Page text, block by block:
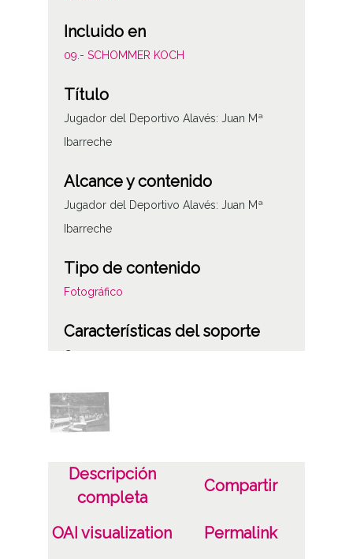
Incluido en
09.- SCHOMMER KOCH
Título
Jugador del Deportivo Alavés: Juan Mª
Ibarreche
Alcance y contenido
Jugador del Deportivo Alavés: Juan Mª
Ibarreche
Tipo de contenido
Fotográfico
Características del soporte
C
Fecha
19660101
1966, enero, 1 a 1966, diciembre, 31
Notas
ES.01059.ATHA.SCH.PC-050244 /*|*/
Descripción
completa
Compartir
OAI visualization Permalink